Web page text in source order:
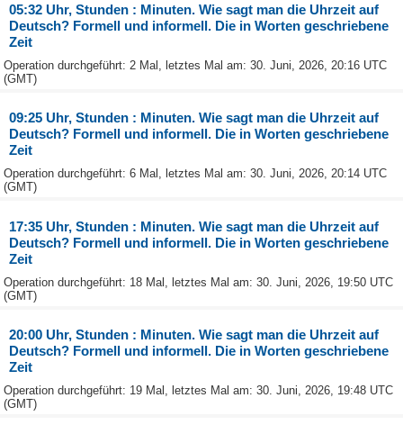
05:32 Uhr, Stunden : Minuten. Wie sagt man die Uhrzeit auf
Deutsch? Formell und informell. Die in Worten geschriebene
Zeit
Operation durchgeführt: 2 Mal, letztes Mal am: 30. Juni, 2026, 20:16 UTC
(GMT)
09:25 Uhr, Stunden : Minuten. Wie sagt man die Uhrzeit auf
Deutsch? Formell und informell. Die in Worten geschriebene
Zeit
Operation durchgeführt: 6 Mal, letztes Mal am: 30. Juni, 2026, 20:14 UTC
(GMT)
17:35 Uhr, Stunden : Minuten. Wie sagt man die Uhrzeit auf
Deutsch? Formell und informell. Die in Worten geschriebene
Zeit
Operation durchgeführt: 18 Mal, letztes Mal am: 30. Juni, 2026, 19:50 UTC
(GMT)
20:00 Uhr, Stunden : Minuten. Wie sagt man die Uhrzeit auf
Deutsch? Formell und informell. Die in Worten geschriebene
Zeit
Operation durchgeführt: 19 Mal, letztes Mal am: 30. Juni, 2026, 19:48 UTC
(GMT)